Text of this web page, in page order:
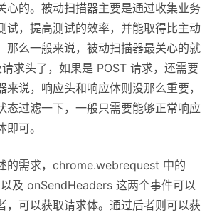
心的。被动扫描器主要是通过收集业务
试，提高测试的效率，并能取得比主动
那么一般来说，被动扫描器最关心的就
求头了，如果是 POST 请求，还需要
来说，响应头和响应体则没那么重要，
态过滤一下，一般只需要能够正常响应
可。
的需求，chrome.webrequest 中的
及 onSendHeaders 这两个事件可以
，可以获取请求体。通过后者则可以获